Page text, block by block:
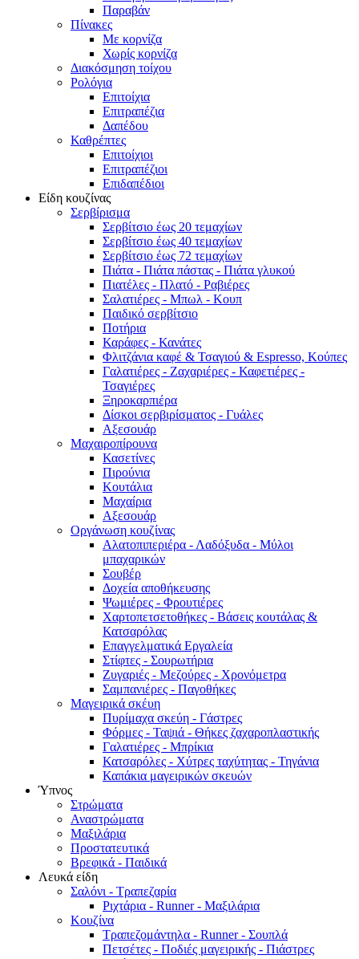
Παραβάν
Πίνακες
Με κορνίζα
Χωρίς κορνίζα
Διακόσμηση τοίχου
Ρολόγια
Επιτοίχια
Επιτραπέζια
Δαπέδου
Καθρέπτες
Επιτοίχιοι
Επιτραπέζιοι
Επιδαπέδιοι
Είδη κουζίνας
Σερβίρισμα
Σερβίτσιο έως 20 τεμαχίων
Σερβίτσιο έως 40 τεμαχίων
Σερβίτσιο έως 72 τεμαχίων
Πιάτα - Πιάτα πάστας - Πιάτα γλυκού
Πιατέλες - Πλατό - Ραβιέρες
Σαλατιέρες - Μπωλ - Κουπ
Παιδικό σερβίτσιο
Ποτήρια
Καράφες - Κανάτες
Φλιτζάνια καφέ & Τσαγιού & Espresso, Κούπες
Γαλατιέρες - Ζαχαριέρες - Καφετιέρες -
Τσαγιέρες
Ξηροκαρπιέρα
Δίσκοι σερβιρίσματος - Γυάλες
Αξεσουάρ
Μαχαιροπίρουνα
Κασετίνες
Πιρούνια
Κουτάλια
Μαχαίρια
Αξεσουάρ
Οργάνωση κουζίνας
Αλατοπιπεριέρα - Λαδόξυδα - Μύλοι
μπαχαρικών
Σουβέρ
Δοχεία αποθήκευσης
Ψωμιέρες - Φρουτιέρες
Χαρτοπετσετοθήκες - Βάσεις κουτάλας &
Κατσαρόλας
Επαγγελματικά Εργαλεία
Στίφτες - Σουρωτήρια
Ζυγαριές - Μεζούρες - Χρονόμετρα
Σαμπανιέρες - Παγοθήκες
Μαγειρικά σκέυη
Πυρίμαχα σκεύη - Γάστρες
Φόρμες - Ταψιά - Θήκες ζαχαροπλαστικής
Γαλατιέρες - Μπρίκια
Κατσαρόλες - Χύτρες ταχύτητας - Τηγάνια
Καπάκια μαγειρικών σκευών
Ύπνος
Στρώματα
Αναστρώματα
Μαξιλάρια
Προστατευτικά
Βρεφικά - Παιδικά
Λευκά είδη
Σαλόνι - Τραπεζαρία
Ριχτάρια - Runner - Μαξιλάρια
Κουζίνα
Τραπεζομάντηλα - Runner - Σουπλά
Πετσέτες - Ποδιές μαγειρικής - Πιάστρες